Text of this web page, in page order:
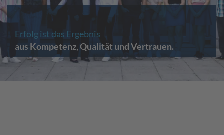
Erfolg ist das Ergebnis
aus Kompetenz, Qualität und Vertrauen.